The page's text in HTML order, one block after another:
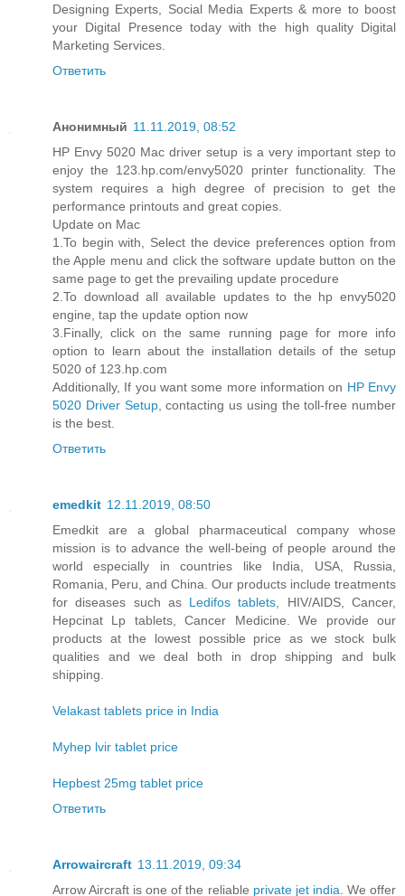
Designing Experts, Social Media Experts & more to boost
your Digital Presence today with the high quality Digital
Marketing Services.
Ответить
Анонимный 11.11.2019, 08:52
HP Envy 5020 Mac driver setup is a very important step to
enjoy the 123.hp.com/envy5020 printer functionality. The
system requires a high degree of precision to get the
performance printouts and great copies.
Update on Mac
1.To begin with, Select the device preferences option from
the Apple menu and click the software update button on the
same page to get the prevailing update procedure
2.To download all available updates to the hp envy5020
engine, tap the update option now
3.Finally, click on the same running page for more info
option to learn about the installation details of the setup
5020 of 123.hp.com
Additionally, If you want some more information on HP Envy
5020 Driver Setup, contacting us using the toll-free number
is the best.
Ответить
emedkit 12.11.2019, 08:50
Emedkit are a global pharmaceutical company whose
mission is to advance the well-being of people around the
world especially in countries like India, USA, Russia,
Romania, Peru, and China. Our products include treatments
for diseases such as Ledifos tablets , HIV/AIDS, Cancer,
Hepcinat Lp tablets, Cancer Medicine. We provide our
products at the lowest possible price as we stock bulk
qualities and we deal both in drop shipping and bulk
shipping.
Velakast tablets price in India
Myhep lvir tablet price
Hepbest 25mg tablet price
Ответить
Arrowaircraft 13.11.2019, 09:34
Arrow Aircraft is one of the reliable private jet india . We offer